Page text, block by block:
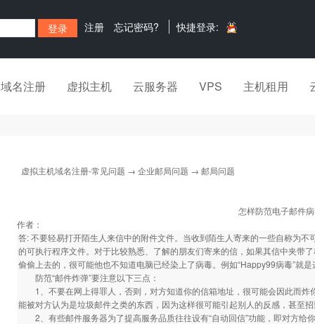
注册 忘记密码? 快捷登录:
域名注册 虚拟主机 云服务器 VPS 主机租用
虚拟主机域名注册-常见问题 → 企业邮局问题 → 邮局问题
怎样防范电子邮件病
作者：
答: 不要轻易打开陌生人来信中的附件文件。当收到陌生人寄来的一些自称为
的可执行程序文件。对于比较熟悉、了解的朋友们寄来的信，如果其信中夹带
偷偷上去的，很可能他也不知道电脑已经染上了病毒。例如“Happy99病毒”就是
防范“邮件炸弹”要注意以下三点：
1、不要在网上得罪人，否则，对方知道你的信箱地址，很可能会因此而炸
能被对方认为是垃圾邮件之类的东西，因为这样很可能引起别人的反感，甚至招
2、有些邮件服务器为了提高服务品质往往设有“自动回信”功能，即对方给